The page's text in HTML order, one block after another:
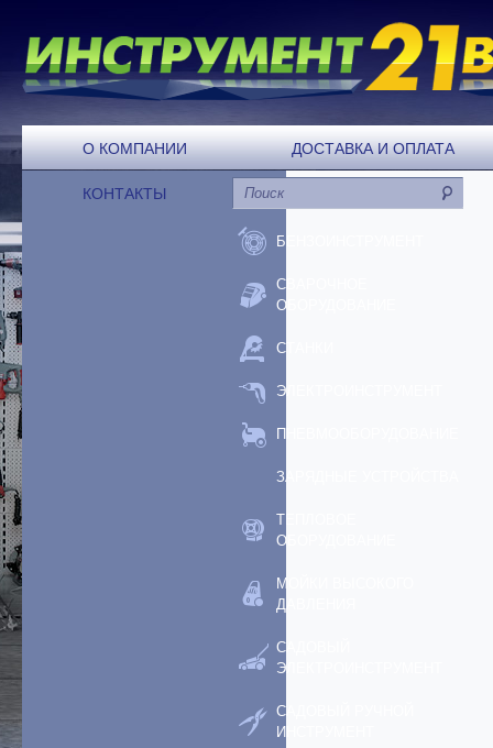
О КОМПАНИИ ДОСТАВКА И ОПЛАТА
КОНТАКТЫ
БЕНЗОИНСТРУМЕНТ
СВАРОЧНОЕ
ОБОРУДОВАНИЕ
СТАНКИ
ЭЛЕКТРОИНСТРУМЕНТ
ПНЕВМООБОРУДОВАНИЕ
ЗАРЯДНЫЕ УСТРОЙСТВА
ТЕПЛОВОЕ
ОБОРУДОВАНИЕ
МОЙКИ ВЫСОКОГО
ДАВЛЕНИЯ
САДОВЫЙ
ЭЛЕКТРОИНСТРУМЕНТ
САДОВЫЙ РУЧНОЙ
ИНСТРУМЕНТ